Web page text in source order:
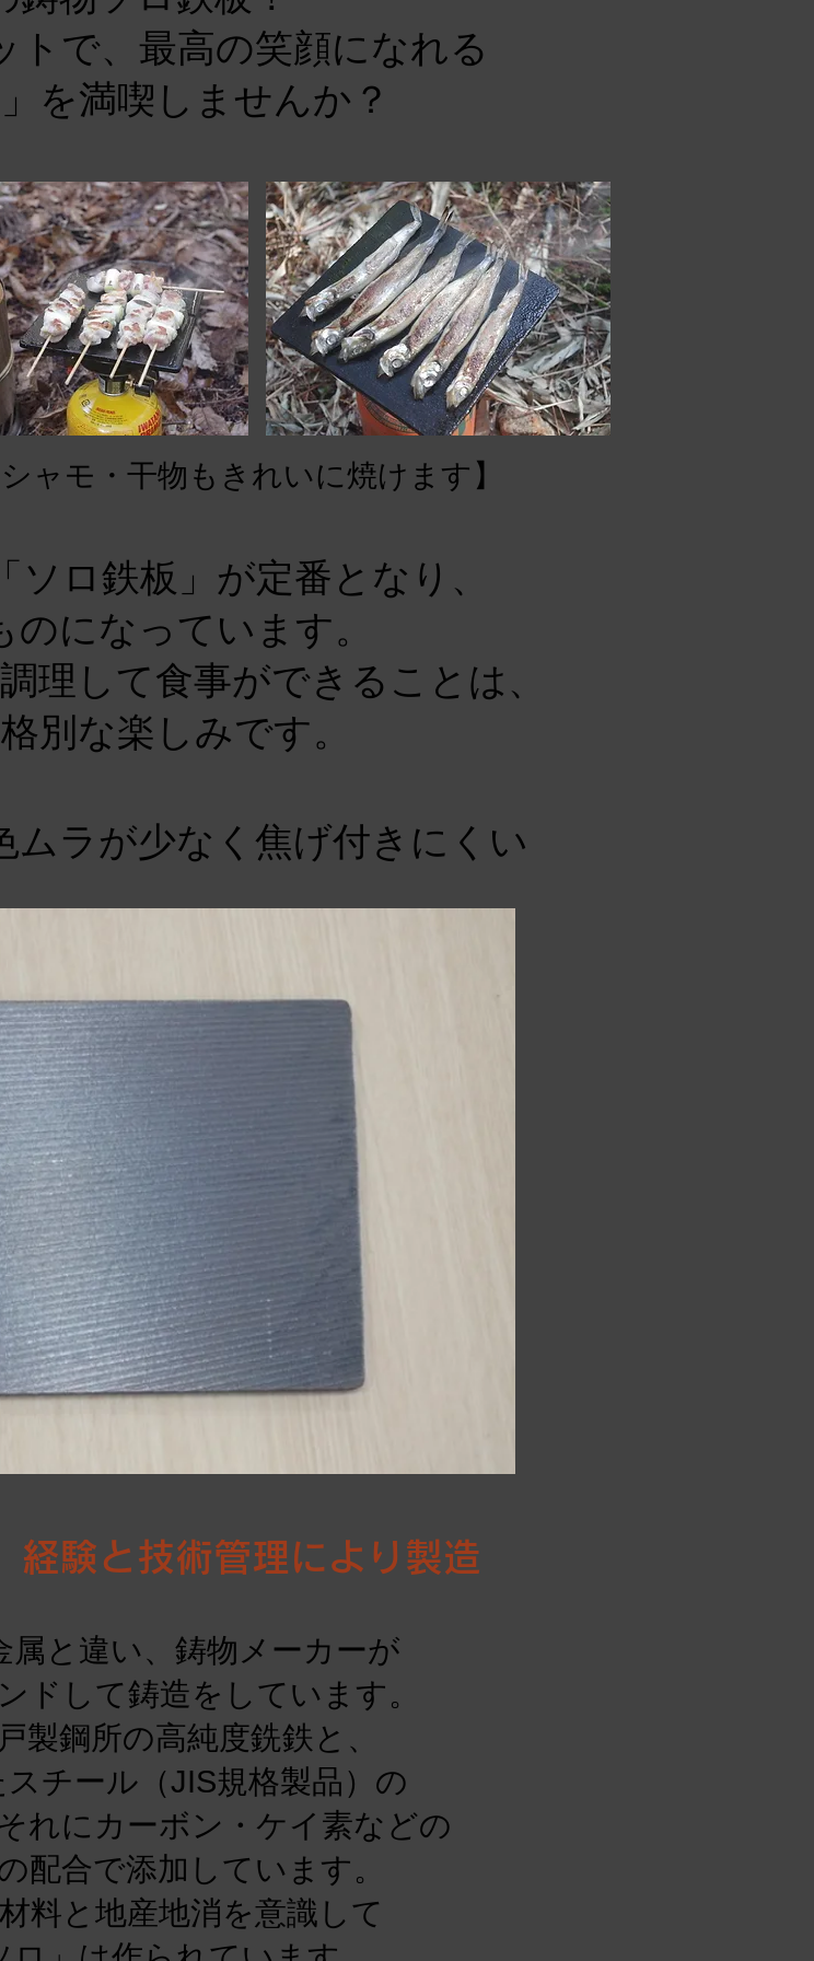
トで、最高の笑顔になれる
を満喫しませんか？
ャモ・干物もきれいに焼けます】
ロ鉄板」が定番となり、
のになっています。
理して食事ができることは、
別な楽しみです。
ムラが少なく焦げ付きにくい
経験と技術管理により製造
属と違い、鋳物メーカーが
ドして鋳造をしています。
製鋼所の高純度銑鉄と、
チール（JIS規格製品）の
れにカーボン・ケイ素などの
配合で添加しています。
料と地産地消を意識して